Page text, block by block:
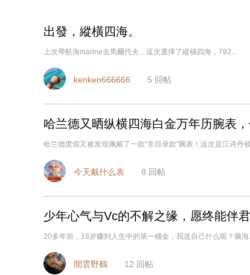
出發，縱橫四海。
上次帶航海marine去馬爾代夫，這次選擇了縱橫四海，792...
kenken666666 5 回帖
哈兰德又晒纵横四海白金万年历腕表
哈兰德度假又被发现佩戴了一款“非目录款”腕表！这次是江诗丹
今天戴什么表 8 回帖
少年心气与Vc的不解之缘，愿终能伴君
20多年前，18岁赚到人生中的第一桶金，我送自己什么呢？脑海
閒雲野鶴 12 回帖